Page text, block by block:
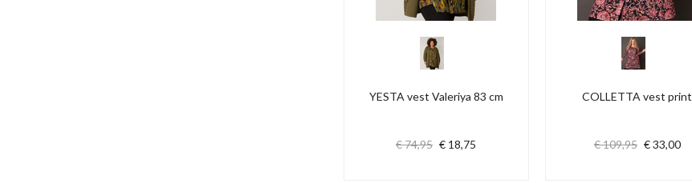
YESTA vest Valeriya 83 cm
€ 74,95 € 18,75
COLLETTA vest print
€ 109,95 € 33,00